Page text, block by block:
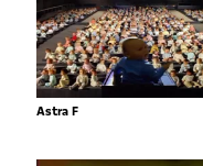
Astra F